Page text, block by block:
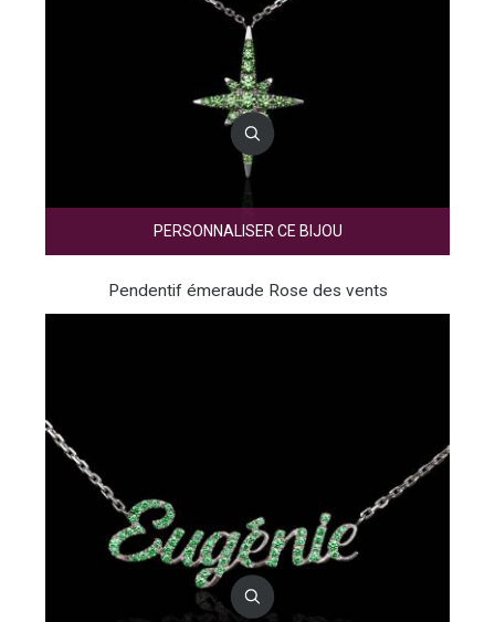
PERSONNALISER CE BIJOU
Pendentif émeraude Rose des vents